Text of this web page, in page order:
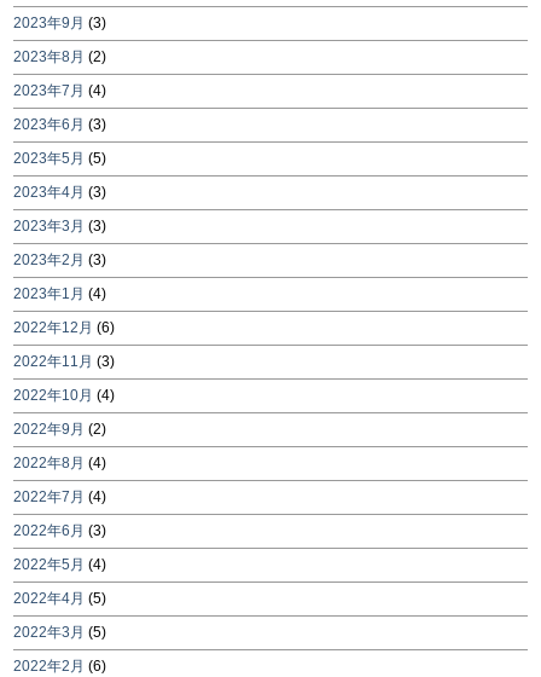
2023年9月 (3)
2023年8月 (2)
2023年7月 (4)
2023年6月 (3)
2023年5月 (5)
2023年4月 (3)
2023年3月 (3)
2023年2月 (3)
2023年1月 (4)
2022年12月 (6)
2022年11月 (3)
2022年10月 (4)
2022年9月 (2)
2022年8月 (4)
2022年7月 (4)
2022年6月 (3)
2022年5月 (4)
2022年4月 (5)
2022年3月 (5)
2022年2月 (6)